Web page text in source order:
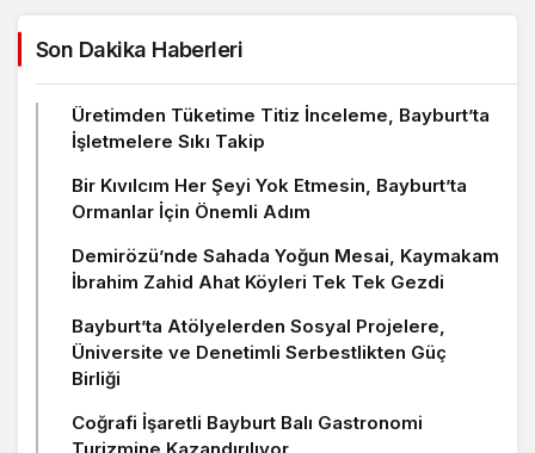
Son Dakika Haberleri
Üretimden Tüketime Titiz İnceleme, Bayburt’ta
İşletmelere Sıkı Takip
Bir Kıvılcım Her Şeyi Yok Etmesin, Bayburt’ta
Ormanlar İçin Önemli Adım
Demirözü’nde Sahada Yoğun Mesai, Kaymakam
İbrahim Zahid Ahat Köyleri Tek Tek Gezdi
Bayburt’ta Atölyelerden Sosyal Projelere,
Üniversite ve Denetimli Serbestlikten Güç
Birliği
Coğrafi İşaretli Bayburt Balı Gastronomi